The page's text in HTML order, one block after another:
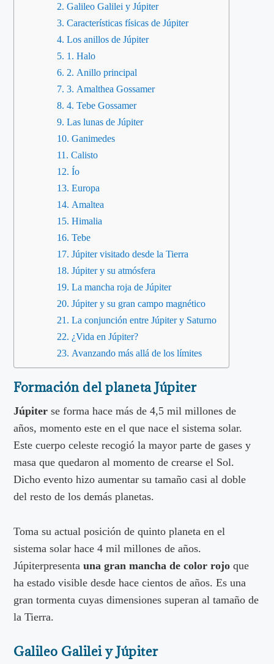
Galileo Galilei y Júpiter
Características físicas de Júpiter
Los anillos de Júpiter
1. Halo
2. Anillo principal
3. Amalthea Gossamer
4. Tebe Gossamer
Las lunas de Júpiter
Ganimedes
Calisto
Ío
Europa
Amaltea
Himalia
Tebe
Júpiter visitado desde la Tierra
Júpiter y su atmósfera
La mancha roja de Júpiter
Júpiter y su gran campo magnético
La conjunción entre Júpiter y Saturno
¿Vida en Júpiter?
Avanzando más allá de los límites
Formación del planeta Júpiter
Júpiterse forma hace más de 4,5 mil millones de
años, momento este en el que nace el sistema solar.
Este cuerpo celeste recogió la mayor parte de gases y
masa que quedaron al momento de crearse el Sol.
Dicho evento hizo aumentar su tamaño casi al doble
del resto de los demás planetas.
Toma su actual posición de quinto planeta en el
sistema solar hace 4 mil millones de años.
Júpiterpresentauna gran mancha de color rojo que
ha estado visible desde hace cientos de años. Es una
gran tormenta cuyas dimensiones superan al tamaño de
la Tierra.
Galileo Galilei y Júpiter